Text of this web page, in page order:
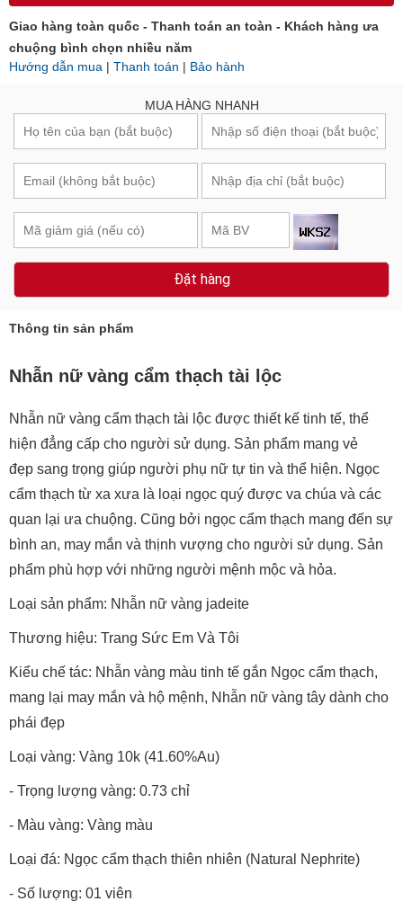
Giao hàng toàn quốc - Thanh toán an toàn - Khách hàng ưa
chuộng bình chọn nhiều năm
Hướng dẫn mua | Thanh toán | Bảo hành
MUA HÀNG NHANH
Đặt hàng
Thông tin sản phẩm
Nhẫn nữ vàng cẩm thạch tài lộc
Nhẫn nữ vàng cẩm thạch tài lộc được thiết kế tinh tế, thể
hiện đẳng cấp cho người sử dụng. Sản phẩm mang vẻ
đẹp sang trọng giúp người phụ nữ tự tin và thể hiện. Ngọc
cẩm thạch từ xa xưa là loại ngọc quý được va chúa và các
quan lại ưa chuộng. Cũng bởi ngọc cẩm thạch mang đến sự
bình an, may mắn và thịnh vượng cho người sử dụng. Sản
phẩm phù hợp với những người mệnh mộc và hỏa.
Loại sản phẩm: Nhẫn nữ vàng jadeite
Thương hiệu: Trang Sức Em Và Tôi
Kiểu chế tác: Nhẫn vàng màu tinh tế gắn Ngọc cẩm thạch,
mang lại may mắn và hộ mệnh, Nhẫn nữ vàng tây dành cho
phái đẹp
Loại vàng: Vàng 10k (41.60%Au)
- Trọng lượng vàng: 0.73 chỉ
- Màu vàng: Vàng màu
Loại đá: Ngọc cẩm thạch thiên nhiên (Natural Nephrite)
- Số lượng: 01 viên